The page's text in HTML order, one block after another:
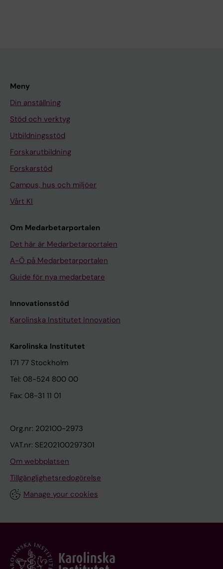
Meny
Din anställning
Stöd och verktyg
Utbildningsstöd
Forskarutbildning
Forskarstöd
Campus, hus och miljöer
Vårt KI
Om Medarbetarportalen
Det här är Medarbetarportalen
A-Ö på Medarbetarportalen
Guide för nya medarbetare
Innovationsstöd
Karolinska Institutet Innovation
Karolinska Institutet
171 77 Stockholm
Tel: 08-524 800 00
Fax: 08-31 11 01
Org.nr: 202100-2973
VAT.nr: SE202100297301
Om webbplatsen
Tillgänglighetsredogörelse
Manage your cookies